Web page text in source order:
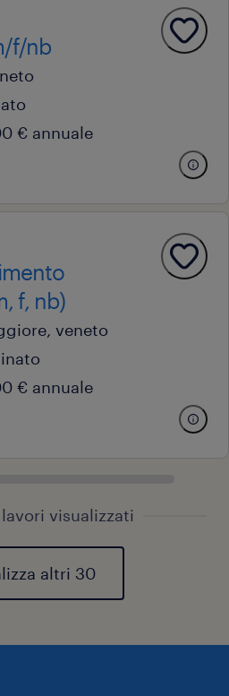
f/nb
€ annuale
f, nb)
veneto
€ annuale
visualizzati
altri 30